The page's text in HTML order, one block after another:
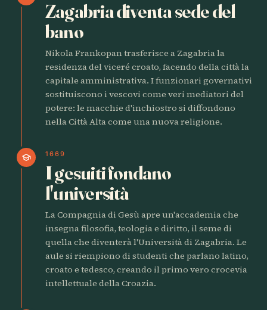
Zagabria diventa sede del
bano
Nikola Frankopan trasferisce a Zagabria la
residenza del viceré croato, facendo della città la
capitale amministrativa. I funzionari governativi
sostituiscono i vescovi come veri mediatori del
potere: le macchie d'inchiostro si diffondono
nella Città Alta come una nuova religione.
school 1669
I gesuiti fondano
l'università
La Compagnia di Gesù apre un'accademia che
insegna filosofia, teologia e diritto, il seme di
quella che diventerà l'Università di Zagabria. Le
aule si riempiono di studenti che parlano latino,
croato e tedesco, creando il primo vero crocevia
intellettuale della Croazia.